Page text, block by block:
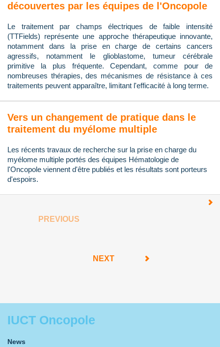
découvertes par les équipes de l'Oncopole
Le traitement par champs électriques de faible intensité
(TTFields) représente une approche thérapeutique innovante,
notamment dans la prise en charge de certains cancers
agressifs, notamment le glioblastome, tumeur cérébrale
primitive la plus fréquente. Cependant, comme pour de
nombreuses thérapies, des mécanismes de résistance à ces
traitements peuvent apparaître, limitant l'efficacité à long terme.
Vers un changement de pratique dans le
traitement du myélome multiple
Les récents travaux de recherche sur la prise en charge du
myélome multiple portés des équipes Hématologie de
l'Oncopole viennent d'être publiés et les résultats sont porteurs
d'espoirs.
PREVIOUS
NEXT
IUCT Oncopole
News